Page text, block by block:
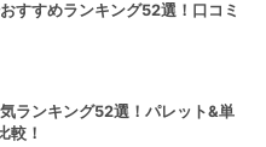
すすめランキング52選！口コミ
ランキング52選！パレット&単
較！